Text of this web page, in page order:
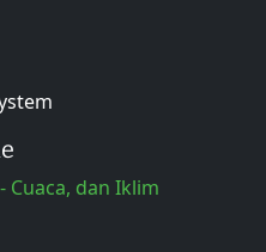
dan Iklim